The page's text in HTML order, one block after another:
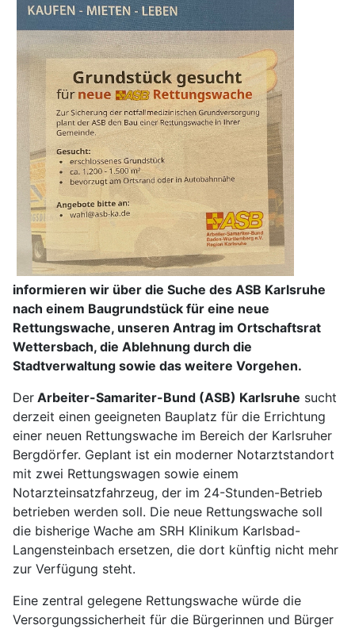
informieren wir über die Suche des ASB Karlsruhe
nach einem Baugrundstück für eine neue
Rettungswache, unseren Antrag im Ortschaftsrat
Wettersbach, die Ablehnung durch die
Stadtverwaltung sowie das weitere Vorgehen.
Der Arbeiter-Samariter-Bund (ASB) Karlsruhe sucht
derzeit einen geeigneten Bauplatz für die Errichtung
einer neuen Rettungswache im Bereich der Karlsruher
Bergdörfer. Geplant ist ein moderner Notarztstandort
mit zwei Rettungswagen sowie einem
Notarzteinsatzfahrzeug, der im 24-Stunden-Betrieb
betrieben werden soll. Die neue Rettungswache soll
die bisherige Wache am SRH Klinikum Karlsbad-
Langensteinbach ersetzen, die dort künftig nicht mehr
zur Verfügung steht.
Eine zentral gelegene Rettungswache würde die
Versorgungssicherheit für die Bürgerinnen und Bürger